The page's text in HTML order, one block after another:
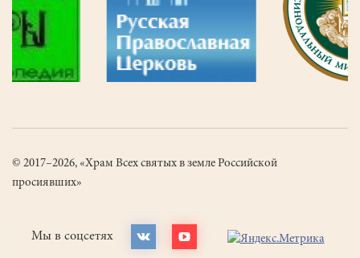
© 2017–2026, «Храм Всех святых в земле Российской
просиявших»
Мы в соцсетях